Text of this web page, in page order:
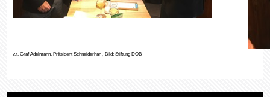
v.r. Graf Adelmann, Präsident Schneiderhan,Bild: Stiftung DOB